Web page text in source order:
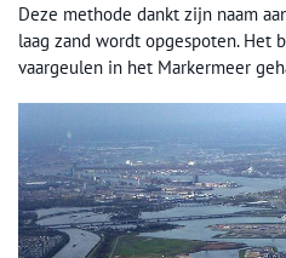
Deze methode dankt zijn naam
laag zand wordt opgespoten. Het
vaargeulen in het Markermeer